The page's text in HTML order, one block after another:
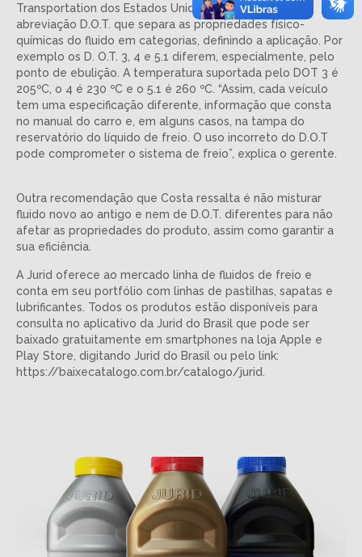
Transportation dos Estados Unidos, que tem como
abreviação D.O.T. que separa as propriedades físico-
químicas do fluido em categorias, definindo a aplicação. Por
exemplo os D. O.T. 3, 4 e 5.1 diferem, especialmente, pelo
ponto de ebulição. A temperatura suportada pelo DOT 3 é
205ºC, o 4 é 230 ºC e o 5.1 é 260 ºC. “Assim, cada veículo
tem uma especificação diferente, informação que consta
no manual do carro e, em alguns casos, na tampa do
reservatório do líquido de freio. O uso incorreto do D.O.T
pode comprometer o sistema de freio”, explica o gerente.
Outra recomendação que Costa ressalta é não misturar
fluido novo ao antigo e nem de D.O.T. diferentes para não
afetar as propriedades do produto, assim como garantir a
sua eficiência.
A Jurid oferece ao mercado linha de fluidos de freio e
conta em seu portfólio com linhas de pastilhas, sapatas e
lubrificantes. Todos os produtos estão disponíveis para
consulta no aplicativo da Jurid do Brasil que pode ser
baixado gratuitamente em smartphones na loja Apple e
Play Store, digitando Jurid do Brasil ou pelo link:
https://baixecatalogo.com.br/catalogo/jurid.